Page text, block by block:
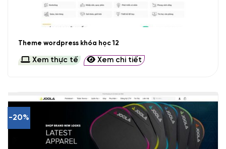
Theme wordpress khóa học 12
Xem thực tế Xem chi tiết
-20%